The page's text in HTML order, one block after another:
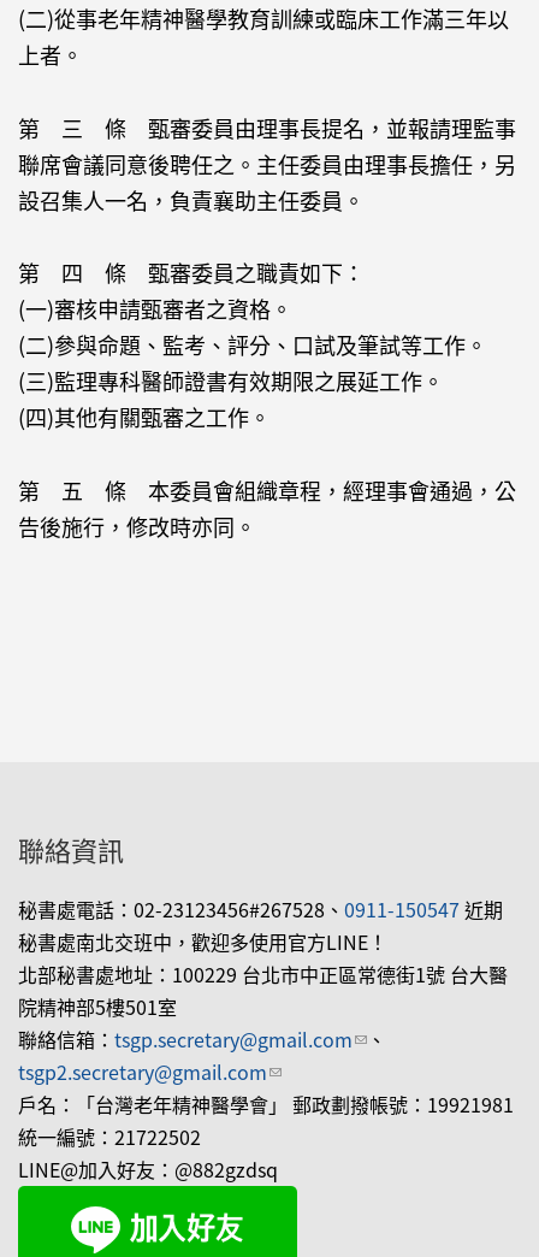
(二)從事老年精神醫學教育訓練或臨床工作滿三年以
上者。
第 三 條 甄審委員由理事長提名，並報請理監事
聯席會議同意後聘任之。主任委員由理事長擔任，另
設召集人一名，負責襄助主任委員。
第 四 條 甄審委員之職責如下：
(一)審核申請甄審者之資格。
(二)參與命題、監考、評分、口試及筆試等工作。
(三)監理專科醫師證書有效期限之展延工作。
(四)其他有關甄審之工作。
第 五 條 本委員會組織章程，經理事會通過，公
告後施行，修改時亦同。
聯絡資訊
秘書處電話：02-23123456#267528、 0911-150547近期
秘書處南北交班中，歡迎多使用官方LINE！
北部秘書處地址：100229 台北市中正區常德街1號 台大醫
院精神部5樓501室
聯絡信箱： tsgp.secretary@gmail.com(link sends e-mail)
、
tsgp2.secretary@gmail.com(link sends e-mail)
戶名：「台灣老年精神醫學會」 郵政劃撥帳號：19921981
統一編號：21722502
LINE@加入好友：@882gzdsq